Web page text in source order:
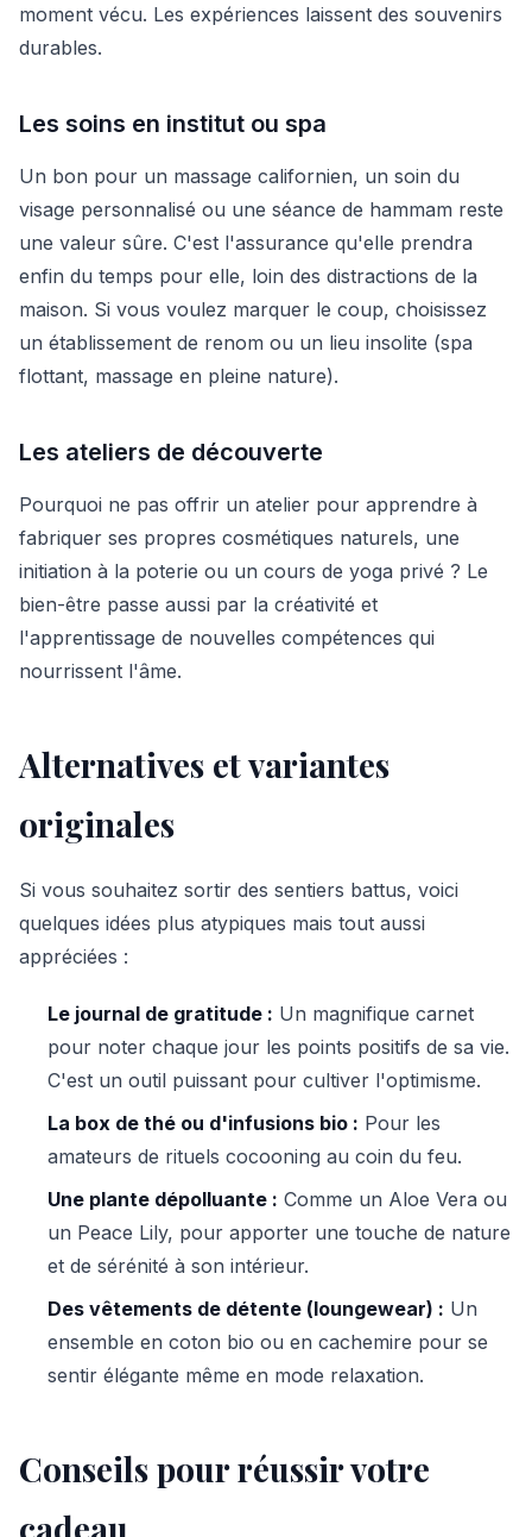
moment vécu. Les expériences laissent des souvenirs
durables.
Les soins en institut ou spa
Un bon pour un massage californien, un soin du
visage personnalisé ou une séance de hammam reste
une valeur sûre. C'est l'assurance qu'elle prendra
enfin du temps pour elle, loin des distractions de la
maison. Si vous voulez marquer le coup, choisissez
un établissement de renom ou un lieu insolite (spa
flottant, massage en pleine nature).
Les ateliers de découverte
Pourquoi ne pas offrir un atelier pour apprendre à
fabriquer ses propres cosmétiques naturels, une
initiation à la poterie ou un cours de yoga privé ? Le
bien-être passe aussi par la créativité et
l'apprentissage de nouvelles compétences qui
nourrissent l'âme.
Alternatives et variantes
originales
Si vous souhaitez sortir des sentiers battus, voici
quelques idées plus atypiques mais tout aussi
appréciées :
Le journal de gratitude : Un magnifique carnet
pour noter chaque jour les points positifs de sa vie.
C'est un outil puissant pour cultiver l'optimisme.
La box de thé ou d'infusions bio : Pour les
amateurs de rituels cocooning au coin du feu.
Une plante dépolluante : Comme un Aloe Vera ou
un Peace Lily, pour apporter une touche de nature
et de sérénité à son intérieur.
Des vêtements de détente (loungewear) : Un
ensemble en coton bio ou en cachemire pour se
sentir élégante même en mode relaxation.
Conseils pour réussir votre
cadeau